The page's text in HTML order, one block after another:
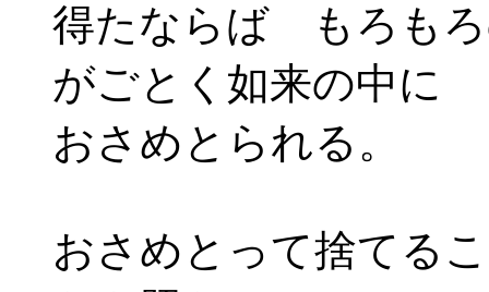
得たならば
もろも
がごとく如来の中に
おさめとられる。
おさめとって捨てる